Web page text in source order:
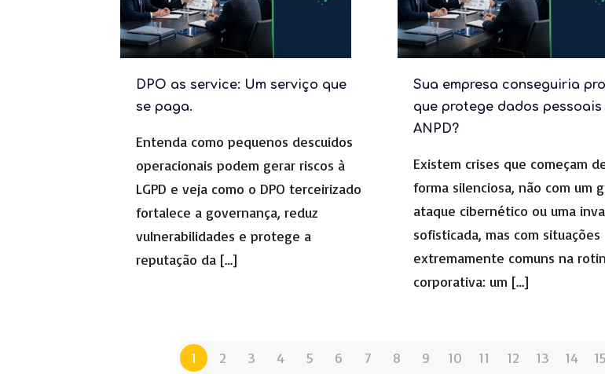
DPO as service: Um serviço que
se paga.
Entenda como pequenos descuidos
operacionais podem gerar riscos à
LGPD e veja como o DPO terceirizado
fortalece a governança, reduz
vulnerabilidades e protege a
reputação da […]
Sua empresa conseguiria
que protege dados pessoais
ANPD?
Existem crises que começam
forma silenciosa, não com um
ataque cibernético ou uma
sofisticada, mas com situações
extremamente comuns na
corporativa: um […]
1 2 3 4 5 6 7 8 9 10 11 12 13 14 15